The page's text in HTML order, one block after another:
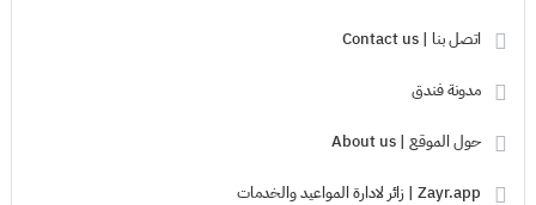
اتصل بنا | Contact us
مدونة فندق
حول الموقع | About us
Zayr.app | زائر لادارة المواعيد والخدمات